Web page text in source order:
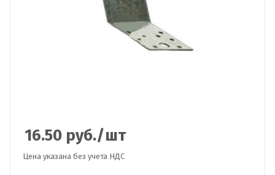
16.50 руб./шт
Цена указана без учета НДС